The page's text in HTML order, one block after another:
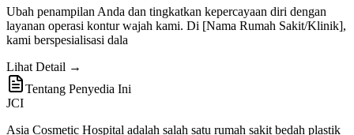
Ubah penampilan Anda dan tingkatkan kepercayaan diri dengan
layanan operasi kontur wajah kami. Di [Nama Rumah Sakit/Klinik],
kami berspesialisasi dala
Lihat Detail →
Tentang Penyedia Ini
JCI
Asia Cosmetic Hospital adalah salah satu rumah sakit bedah plastik